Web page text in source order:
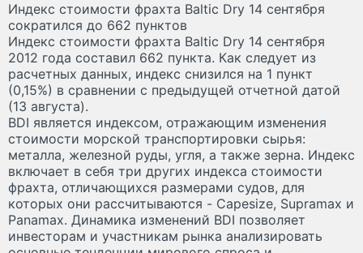
Индекс стоимости фрахта Baltic Dry 14 сентября
сократился до 662 пунктов
Индекс стоимости фрахта Baltic Dry 14 сентября
2012 года составил 662 пункта. Как следует из
расчетных данных, индекс снизился на 1 пункт
(0,15%) в сравнении с предыдущей отчетной датой
(13 августа).
BDI является индексом, отражающим изменения
стоимости морской транспортировки сырья:
металла, железной руды, угля, а также зерна. Индекс
включает в себя три других индекса стоимости
фрахта, отличающихся размерами судов, для
которых они рассчитываются - Capesize, Supramax и
Panamax. Динамика изменений BDI позволяет
инвесторам и участникам рынка анализировать